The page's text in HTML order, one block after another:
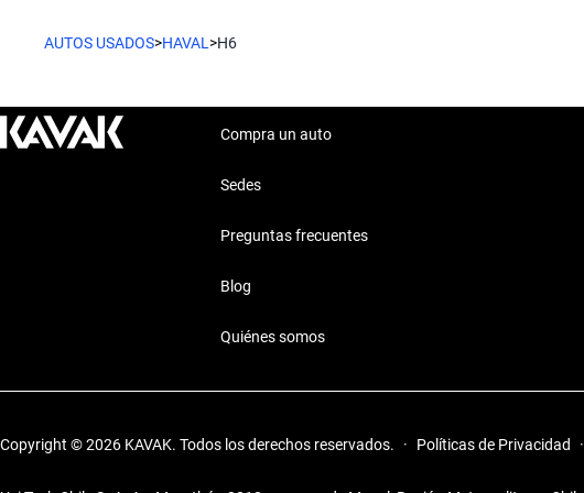
AUTOS USADOS>HAVAL >H6
Compra un auto
Sedes
Preguntas frecuentes
Blog
Quiénes somos
Copyright © 2026 KAVAK. Todos los derechos reservados. · Políticas de Privacidad ·